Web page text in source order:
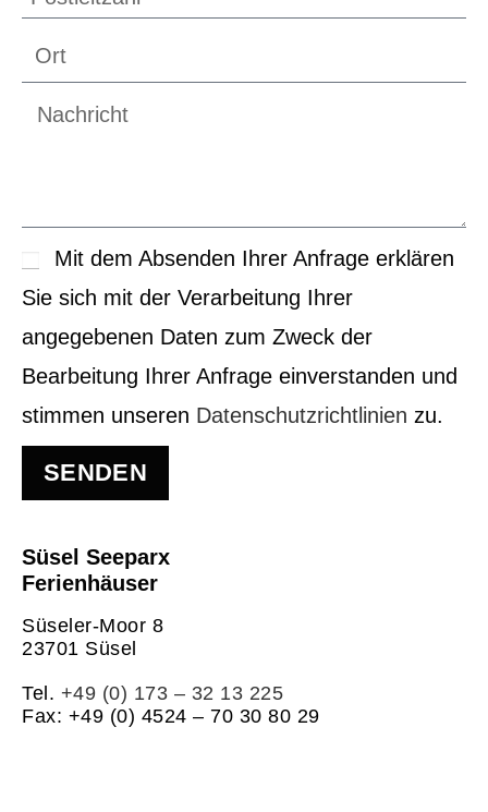
Mit dem Absenden Ihrer Anfrage erklären
Sie sich mit der Verarbeitung Ihrer
angegebenen Daten zum Zweck der
Bearbeitung Ihrer Anfrage einverstanden und
stimmen unseren Datenschutzrichtlinien zu.
SENDEN
Süsel Seeparx
Ferienhäuser
Süseler-Moor 8
23701 Süsel
Tel. +49 (0) 173 – 32 13 225
Fax: +49 (0) 4524 – 70 30 80 29